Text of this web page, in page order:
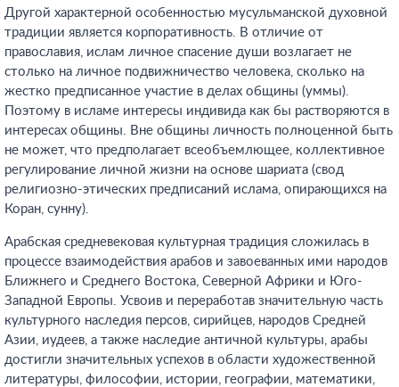
Другой характерной особенностью мусульманской духовной
традиции является корпоративность. В отличие от
православия, ислам личное спасение души возлагает не
столько на личное подвижничество человека, сколько на
жестко предписанное участие в делах общины (уммы).
Поэтому в исламе интересы индивида как бы растворяются в
интересах общины. Вне общины личность полноценной быть
не может, что предполагает всеобъемлющее, коллективное
регулирование личной жизни на основе шариата (свод
религиозно-этических предписаний ислама, опирающихся на
Коран, сунну).
Арабская средневековая культурная традиция сложилась в
процессе взаимодействия арабов и завоеванных ими народов
Ближнего и Среднего Востока, Северной Африки и Юго-
Западной Европы. Усвоив и переработав значительную часть
культурного наследия персов, сирийцев, народов Средней
Азии, иудеев, а также наследие античной культуры, арабы
достигли значительных успехов в области художественной
литературы, философии, истории, географии, математики,